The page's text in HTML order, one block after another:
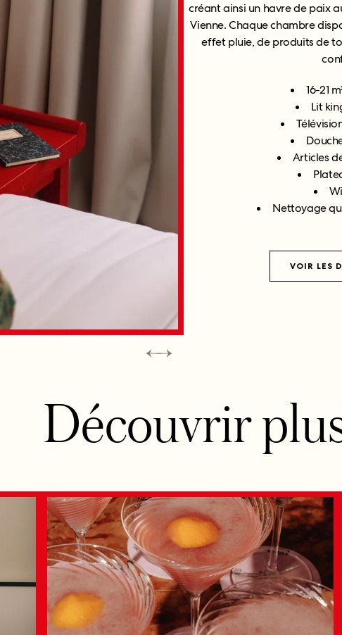
créant ainsi un havre de paix
Vienne. Chaque chambre
effet pluie, de produits de
16-21
Lit
Articles
Nettoyage
VOIR LES
Découvrir